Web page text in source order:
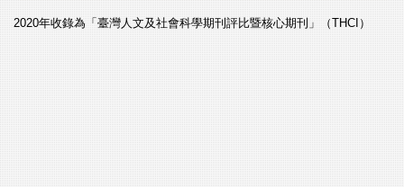
2020年收錄為「臺灣人文及社會科學期刊評比暨核心期刊」（THCI）